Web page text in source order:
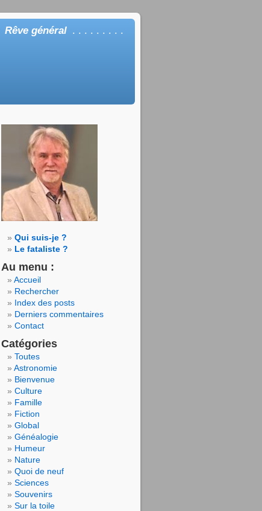
Rêve général . . . . . . . . .
Qui suis-je ?
Le fataliste ?
Au menu :
Accueil
Rechercher
Index des posts
Derniers commentaires
Contact
Catégories
Toutes
Astronomie
Bienvenue
Culture
Famille
Fiction
Global
Généalogie
Humeur
Nature
Quoi de neuf
Sciences
Souvenirs
Sur la toile